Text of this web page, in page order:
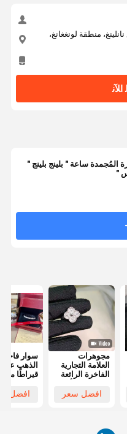
نانلينغ، منطقة لونغغانغ،
ﺍﻶﻧ
المُجمدة ساعة " بلينج بلينج "
"
مجوهرات
العلامة التجارية
الفاخرة الرائعة
بجمال خالد
افضل سعر
سوار فاخر
قيراطًا
18 قيراطًاافضل